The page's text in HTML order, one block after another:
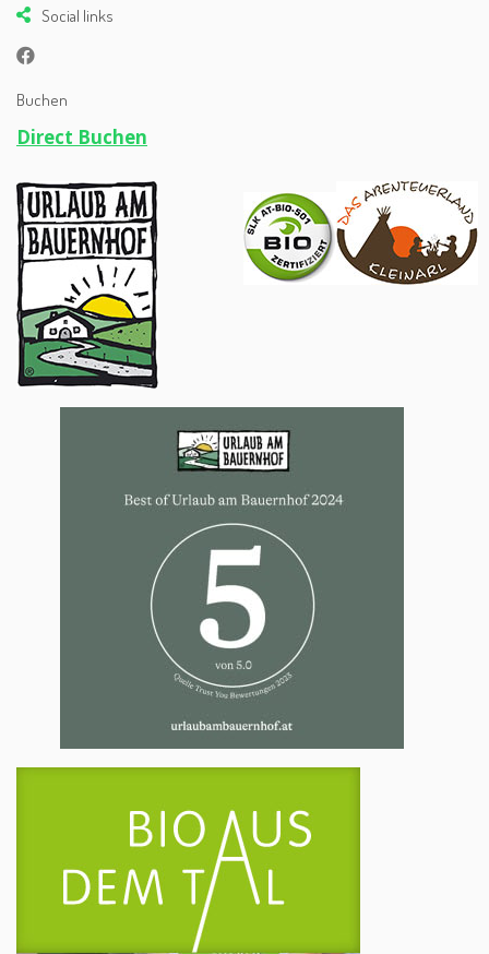
Social links
Buchen
Direct Buchen